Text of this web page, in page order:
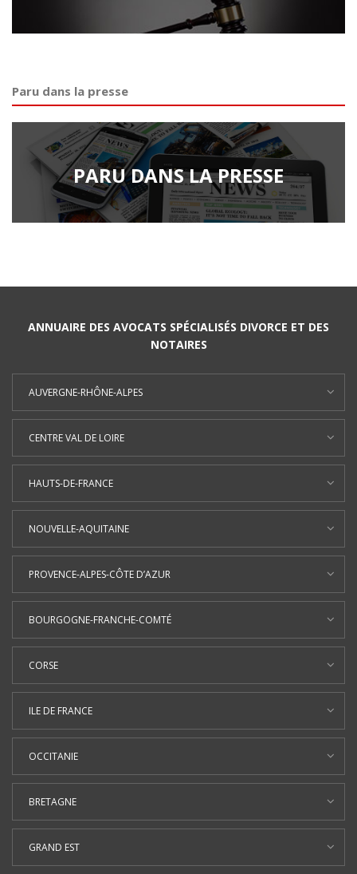
Paru dans la presse
PARU DANS LA PRESSE
ANNUAIRE DES AVOCATS SPÉCIALISÉS DIVORCE ET DES
NOTAIRES
AUVERGNE-RHÔNE-ALPES
CENTRE VAL DE LOIRE
HAUTS-DE-FRANCE
NOUVELLE-AQUITAINE
PROVENCE-ALPES-CÔTE D’AZUR
BOURGOGNE-FRANCHE-COMTÉ
CORSE
ILE DE FRANCE
OCCITANIE
BRETAGNE
GRAND EST